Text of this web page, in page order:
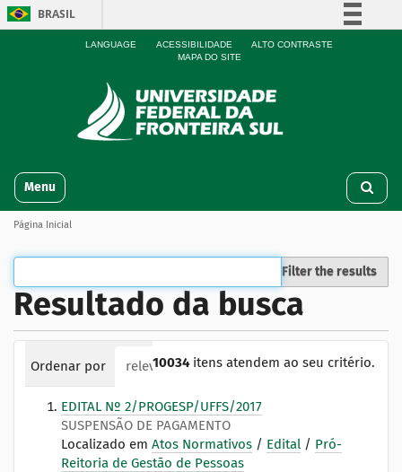
BRASIL
Simplifique!
Participe
Acesso à informação
LANGUAGE ACESSIBILIDADE
ALTO CONTRASTE
MAPA DO SITE
v
Toggle navigation
Página Inicial
Filter the results
Resultado da busca
10034itens atendem ao seu critério.
Ordenar por relevância data (mais recente primeiro)
EDITAL Nº 2/PROGESP/UFFS/2017
SUSPENSÃO DE PAGAMENTO
Localizado em Atos Normativos / Edital / Pró-
Reitoria de Gestão de Pessoas